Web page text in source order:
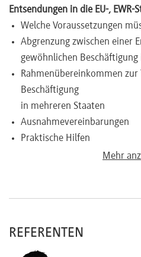
Entsendungen in die EU-, EWR-
Welche Voraussetzungen
Abgrenzung zwischen einer
gewöhnlichen
Rahmenübereinkommen zur
Beschäftigung
in mehreren Staaten
Ausnahmevereinbarungen
Praktische Hilfen
Antrag und Nachweis einer
Für welche Bereiche gelten
Voraussetzungen für eine
Mehr
REFERENTEN